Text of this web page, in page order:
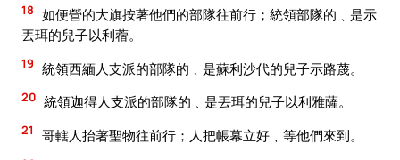
18 如便營的大旗按著他們的部隊往前行；統領部隊的﹑是示
丟珥的兒子以利蓿。
19 統領西緬人支派的部隊的﹑是蘇利沙代的兒子示路蔑。
20 統領迦得人支派的部隊的﹑是丟珥的兒子以利雅薩。
21 哥轄人抬著聖物往前行；人把帳幕立好﹑等他們來到。